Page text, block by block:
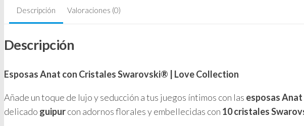
Descripción Valoraciones (0)
Descripción
Esposas Anat con Cristales Swarovski® | Love Collection
Añade un toque de lujo y seducción a tus juegos íntimos con las esposas Anat
delicado guipurcon adornos florales y embellecidas con 10 cristales